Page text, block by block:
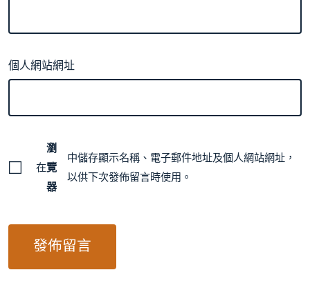
個人網站網址
在
瀏
覽
器
中儲存顯示名稱、電子郵件地址及個人網站網址，
以供下次發佈留言時使用。